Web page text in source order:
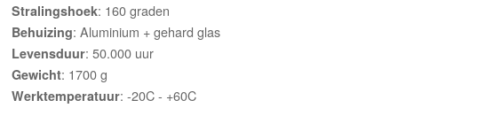
Stralingshoek: 160 graden
Behuizing: Aluminium + gehard glas
Levensduur: 50.000 uur
Gewicht: 1700 g
Werktemperatuur: -20C - +60C